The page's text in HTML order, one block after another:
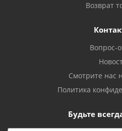
Возврат
Вопрос-
Смотрите нас
Политика
Будьте